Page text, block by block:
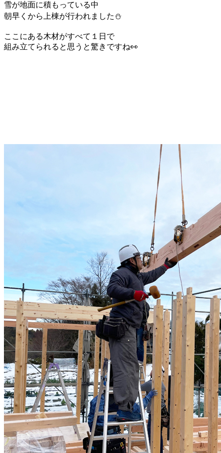
雪が地面に積もっている中
朝早くから上棟が行われました⛄
ここにある木材がすべて１日で
組み立てられると思うと驚きですね👀